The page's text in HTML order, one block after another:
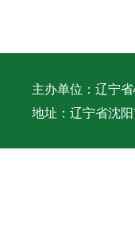
主办单位：辽
地址：辽宁省沈